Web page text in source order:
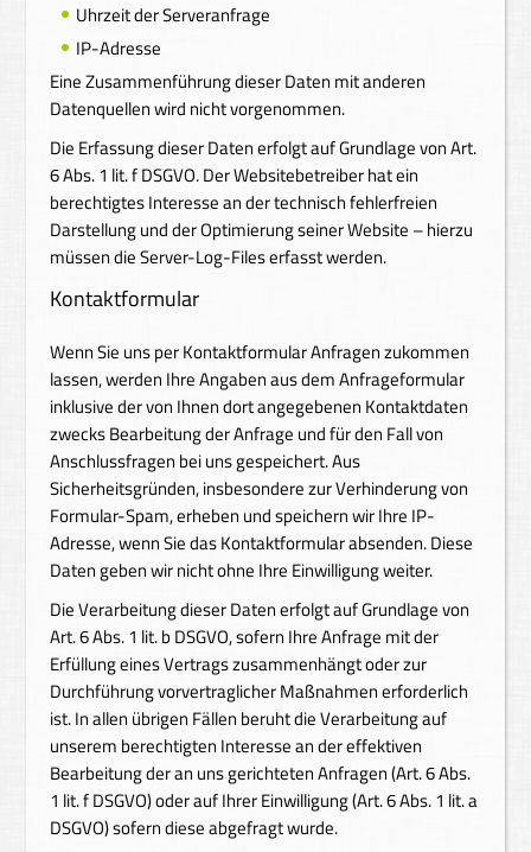
Uhrzeit der Serveranfrage
IP-Adresse
Eine Zusammenführung dieser Daten mit anderen
Datenquellen wird nicht vorgenommen.
Die Erfassung dieser Daten erfolgt auf Grundlage von Art.
6 Abs. 1 lit. f DSGVO. Der Websitebetreiber hat ein
berechtigtes Interesse an der technisch fehlerfreien
Darstellung und der Optimierung seiner Website – hierzu
müssen die Server-Log-Files erfasst werden.
Kontaktformular
Wenn Sie uns per Kontaktformular Anfragen zukommen
lassen, werden Ihre Angaben aus dem Anfrageformular
inklusive der von Ihnen dort angegebenen Kontaktdaten
zwecks Bearbeitung der Anfrage und für den Fall von
Anschlussfragen bei uns gespeichert. Aus
Sicherheitsgründen, insbesondere zur Verhinderung von
Formular-Spam, erheben und speichern wir Ihre IP-
Adresse, wenn Sie das Kontaktformular absenden. Diese
Daten geben wir nicht ohne Ihre Einwilligung weiter.
Die Verarbeitung dieser Daten erfolgt auf Grundlage von
Art. 6 Abs. 1 lit. b DSGVO, sofern Ihre Anfrage mit der
Erfüllung eines Vertrags zusammenhängt oder zur
Durchführung vorvertraglicher Maßnahmen erforderlich
ist. In allen übrigen Fällen beruht die Verarbeitung auf
unserem berechtigten Interesse an der effektiven
Bearbeitung der an uns gerichteten Anfragen (Art. 6 Abs.
1 lit. f DSGVO) oder auf Ihrer Einwilligung (Art. 6 Abs. 1 lit. a
DSGVO) sofern diese abgefragt wurde.